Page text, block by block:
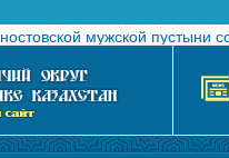
мужской пустыни
Международного
«Свет Православия в
Алма-Атинской
объявляет прием